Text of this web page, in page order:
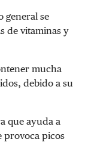
general se
de vitaminas y
mucha
debido a su
que ayuda a
provoca picos